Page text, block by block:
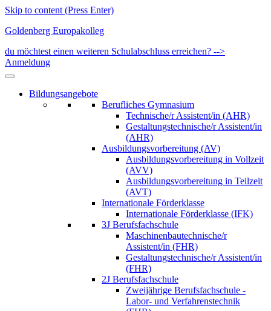
Skip to content (Press Enter)
Goldenberg Europakolleg
du möchtest einen weiteren Schulabschluss erreichen? -->
Anmeldung
Bildungsangebote
Berufliches Gymnasium
Technische/r Assistent/in (AHR)
Gestaltungstechnische/r Assistent/in
(AHR)
Ausbildungsvorbereitung (AV)
Ausbildungsvorbereitung in Vollzeit
(AVV)
Ausbildungsvorbereitung in Teilzeit
(AVT)
Internationale Förderklasse
Internationale Förderklasse (IFK)
3J Berufsfachschule
Maschinenbautechnische/r
Assistent/in (FHR)
Gestaltungstechnische/r Assistent/in
(FHR)
2J Berufsfachschule
Zweijährige Berufsfachschule -
Labor- und Verfahrenstechnik